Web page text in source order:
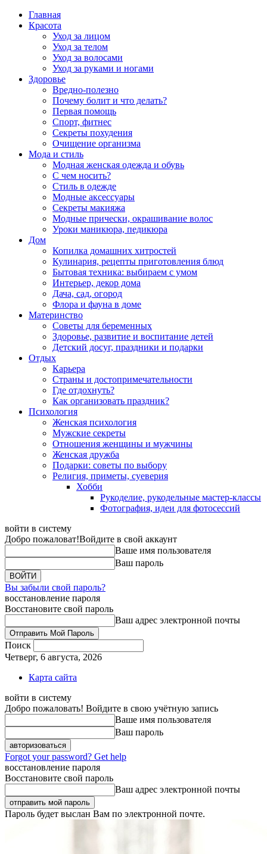
Главная
Красота
Уход за лицом
Уход за телом
Уход за волосами
Уход за руками и ногами
Здоровье
Вредно-полезно
Почему болит и что делать?
Первая помощь
Спорт, фитнес
Секреты похудения
Очищение организма
Мода и стиль
Модная женская одежда и обувь
С чем носить?
Стиль в одежде
Модные аксессуары
Секреты макияжа
Модные прически, окрашивание волос
Уроки маникюра, педикюра
Дом
Копилка домашних хитростей
Кулинария, рецепты приготовления блюд
Бытовая техника: выбираем с умом
Интерьер, декор дома
Дача, сад, огород
Флора и фауна в доме
Материнство
Советы для беременных
Здоровье, развитие и воспитание детей
Детский досуг, праздники и подарки
Отдых
Карьера
Страны и достопримечательности
Где отдохнуть?
Как организовать праздник?
Психология
Женская психология
Мужские секреты
Отношения женщины и мужчины
Женская дружба
Подарки: советы по выбору
Религия, приметы, суеверия
Хобби
Рукоделие, рукодельные мастер-классы
Фотография, идеи для фотосессий
войти в систему
Добро пожаловат!Войдите в свой аккаунт
Ваше имя пользователя
Ваш пароль
Вы забыли свой пароль?
восстановление пароля
Восстановите свой пароль
Ваш адрес электронной почты
Поиск
Четверг, 6 августа, 2026
Карта сайта
войти в систему
Добро пожаловать! Войдите в свою учётную запись
Ваше имя пользователя
Ваш пароль
Forgot your password? Get help
восстановление пароля
Восстановите свой пароль
Ваш адрес электронной почты
Пароль будет выслан Вам по электронной почте.